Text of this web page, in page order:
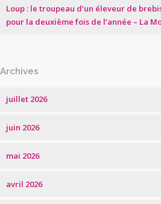
Loup : le troupeau d’un éleveur de
pour la deuxième fois de l’année – La
Archives
juillet 2026
juin 2026
mai 2026
avril 2026